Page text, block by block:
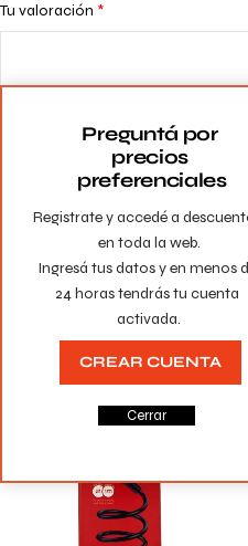
Tu valoración *
Guarda mi nombre, correo
la próxima vez que comente.
Productos
Registrate y accedé a
en toda la web.
Ingresá tus datos y en menos
24 horas tendrás tu cuenta
activada.
Preguntá por
precios
preferenciales
CREAR CUENTA
Cerrar